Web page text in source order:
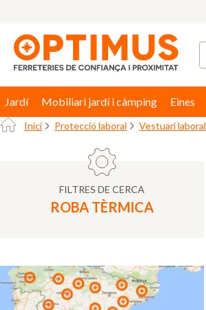
Jardí Mobiliari jardí i càmping Eines
Inici Protecció laboral Vestuari laboral
FILTRES DE CERCA
ROBA TÈRMICA